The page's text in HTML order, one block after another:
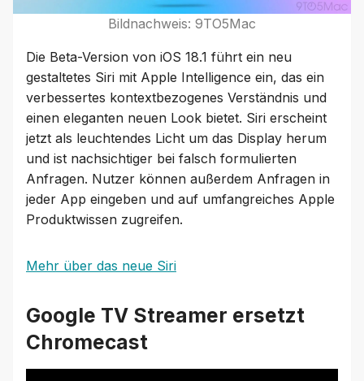
Bildnachweis: 9TO5Mac
Die Beta-Version von iOS 18.1 führt ein neu
gestaltetes Siri mit Apple Intelligence ein, das ein
verbessertes kontextbezogenes Verständnis und
einen eleganten neuen Look bietet. Siri erscheint
jetzt als leuchtendes Licht um das Display herum
und ist nachsichtiger bei falsch formulierten
Anfragen. Nutzer können außerdem Anfragen in
jeder App eingeben und auf umfangreiches Apple
Produktwissen zugreifen.
Mehr über das neue Siri
Google TV Streamer ersetzt
Chromecast